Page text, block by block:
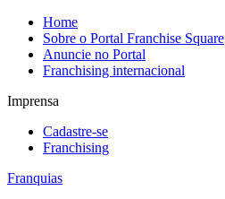
Home
Sobre o Portal Franchise Square
Anuncie no Portal
Franchising internacional
Imprensa
Cadastre-se
Franchising
Franquias